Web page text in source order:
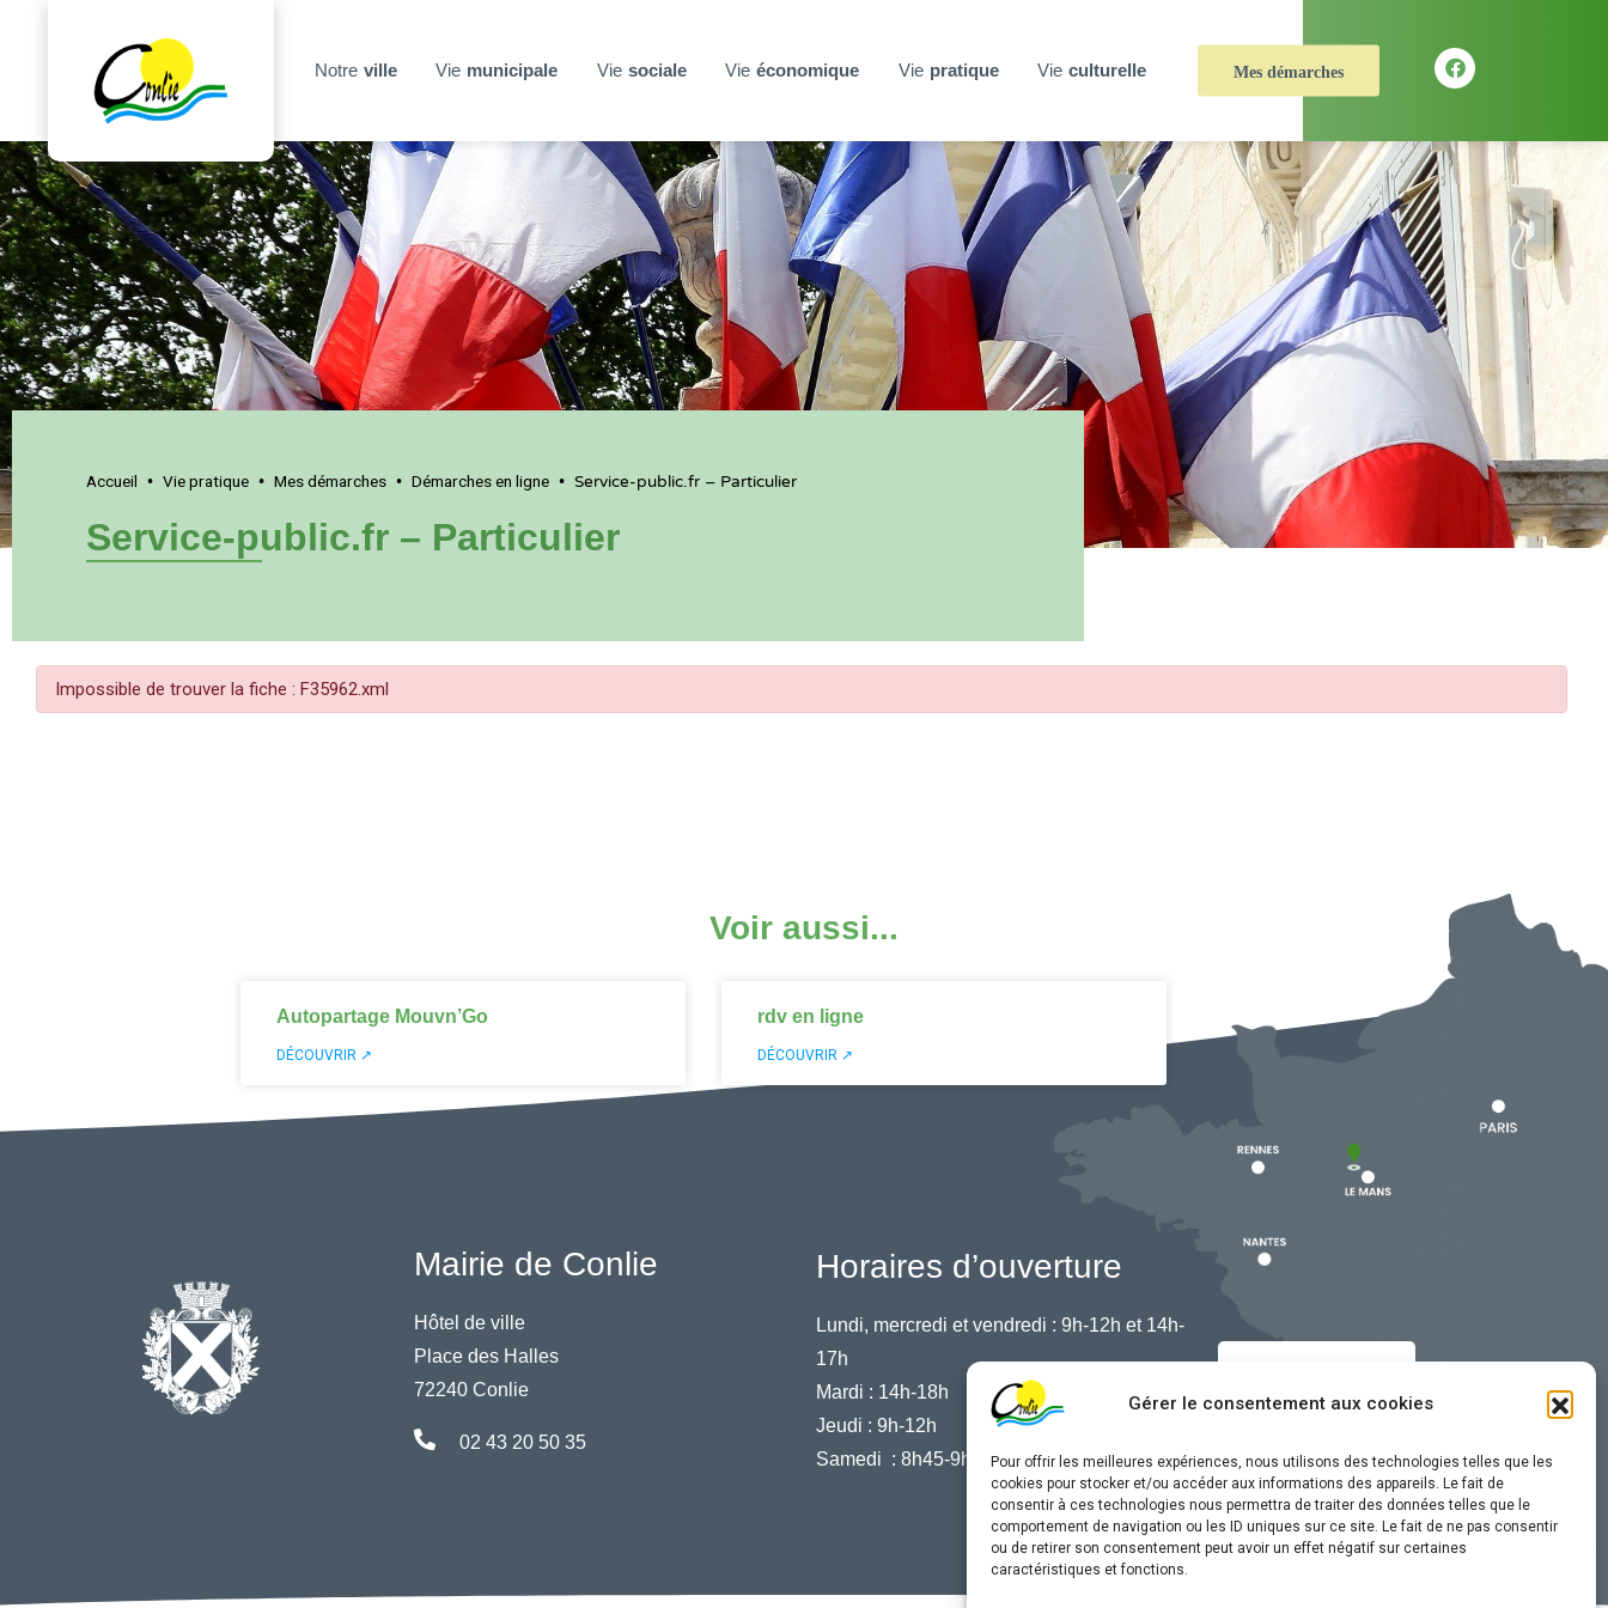
Gérer le consentement aux cookies
Pour offrir les meilleures expériences, nous utilisons des technologies telles que les
cookies pour stocker et/ou accéder aux informations des appareils. Le fait de
consentir à ces technologies nous permettra de traiter des données telles que le
comportement de navigation ou les ID uniques sur ce site. Le fait de ne pas consentir
ou de retirer son consentement peut avoir un effet négatif sur certaines
caractéristiques et fonctions.
Notre ville Vie municipale Vie sociale Vie économique Vie pratique Vie culturelle Mes démarches
Accueil • Vie pratique • Mes démarches • Démarches en ligne • Service-public.fr – Particulier
Service-public.fr – Particulier
Impossible de trouver la fiche : F35962.xml
Voir aussi...
Autopartage Mouvn’Go
DÉCOUVRIR ↗
rdv en ligne
DÉCOUVRIR ↗
Mairie de Conlie
Hôtel de ville
Place des Halles
72240 Conlie
02 43 20 50 35
Horaires d’ouverture
Lundi, mercredi et vendredi : 9h-12h et 14h-
17h
Mardi : 14h-18h
Jeudi : 9h-12h
Samedi : 8h45-9h45